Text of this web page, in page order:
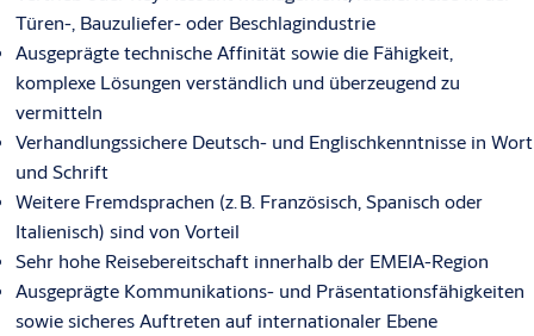
Türen-, Bauzuliefer- oder Beschlagindustrie
Ausgeprägte technische Affinität sowie die Fähigkeit,
komplexe Lösungen verständlich und überzeugend zu
vermitteln
Verhandlungssichere Deutsch- und Englischkenntnisse in Wort
und Schrift
Weitere Fremdsprachen (z. B. Französisch, Spanisch oder
Italienisch) sind von Vorteil
Sehr hohe Reisebereitschaft innerhalb der EMEIA-Region
Ausgeprägte Kommunikations- und Präsentationsfähigkeiten
sowie sicheres Auftreten auf internationaler Ebene